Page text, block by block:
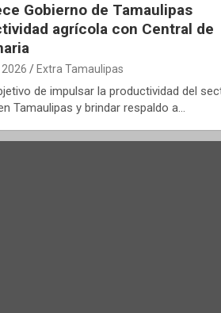
Gobierno de Tamaulipas
agrícola con Central de
Extra Tamaulipas
de impulsar la productividad del
Tamaulipas y brindar respaldo a…